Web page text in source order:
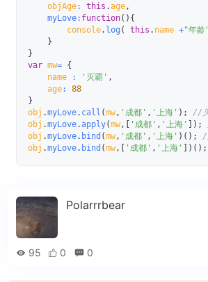
    objAge
: this .age,
myLove: function( ) {
        console
. log ( this . name +"年
}
}
var mw= {
    name
: '灭霸' ,
    age
:
88
}
obj .myLove. call (mw, '成都' , '上海' ) ;
//
obj .myLove.apply(mw, '成都' , '上海' ) ;
obj .myLove. bind (mw, '成都' , '上海' ) ( ) ;
obj .myLove. bind (mw, '成都' , '上海' ) ( ) ;
Polarrrbear
95 0 0